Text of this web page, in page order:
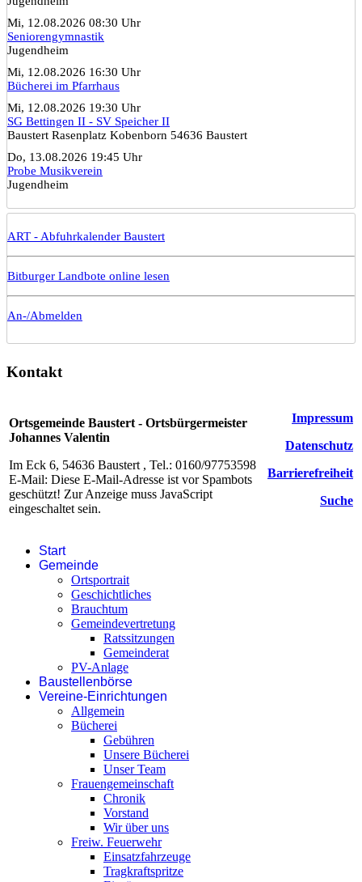
Mi, 12.08.2026 08:30 Uhr
Seniorengymnastik
Jugendheim
Mi, 12.08.2026 16:30 Uhr
Bücherei im Pfarrhaus
Mi, 12.08.2026 19:30 Uhr
SG Bettingen II - SV Speicher II
Baustert Rasenplatz Kobenborn 54636 Baustert
Do, 13.08.2026 19:45 Uhr
Probe Musikverein
Jugendheim
ART - Abfuhrkalender Baustert
Bitburger Landbote online lesen
An-/Abmelden
Kontakt
Ortsgemeinde Baustert - Ortsbürgermeister
Johannes Valentin
Im Eck 6, 54636 Baustert , Tel.: 0160/97753598
E-Mail: Diese E-Mail-Adresse ist vor Spambots
geschützt! Zur Anzeige muss JavaScript
eingeschaltet sein.
Impressum
Datenschutz
Barrierefreiheit
Suche
Start
Gemeinde
Ortsportrait
Geschichtliches
Brauchtum
Gemeindevertretung
Ratssitzungen
Gemeinderat
PV-Anlage
Baustellenbörse
Vereine-Einrichtungen
Allgemein
Bücherei
Gebühren
Unsere Bücherei
Unser Team
Frauengemeinschaft
Chronik
Vorstand
Wir über uns
Freiw. Feuerwehr
Einsatzfahrzeuge
Tragkraftspritze